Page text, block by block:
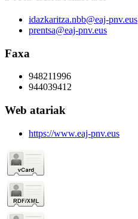
idazkaritza.nbb@eaj-pnv.eus
prentsa@eaj-pnv.eus
Faxa
948211996
944039412
Web atariak
https://www.eaj-pnv.eus